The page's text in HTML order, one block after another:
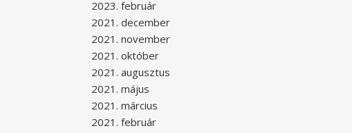
2023. február
2021. december
2021. november
2021. október
2021. augusztus
2021. május
2021. március
2021. február